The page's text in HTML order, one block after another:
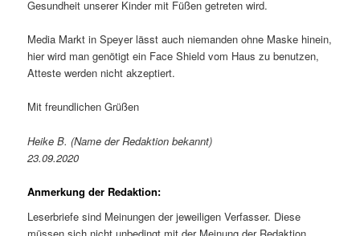
Gesundheit unserer Kinder mit Füßen getreten wird.
Media Markt in Speyer lässt auch niemanden ohne Maske hinein,
hier wird man genötigt ein Face Shield vom Haus zu benutzen,
Atteste werden nicht akzeptiert.
Mit freundlichen Grüßen
Heike B. (Name der Redaktion bekannt)
23.09.2020
Anmerkung der Redaktion:
Leserbriefe sind Meinungen der jeweiligen Verfasser. Diese